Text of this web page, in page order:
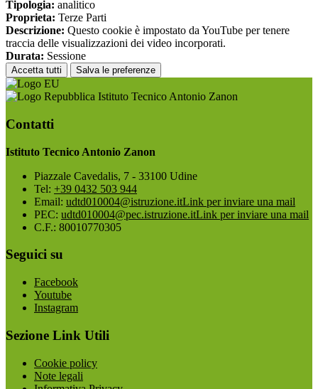
Tipologia: analitico
Proprieta: Terze Parti
Descrizione: Questo cookie è impostato da YouTube per tenere
traccia delle visualizzazioni dei video incorporati.
Durata: Sessione
Accetta tutti Salva le preferenze
Istituto Tecnico Antonio Zanon
Contatti
Istituto Tecnico Antonio Zanon
Piazzale Cavedalis, 7 - 33100 Udine
Tel: +39 0432 503 944
Email: udtd010004@istruzione.itLink per inviare una mail
PEC: udtd010004@pec.istruzione.itLink per inviare una mail
C.F.: 80010770305
Seguici su
Facebook
Youtube
Instagram
Sezione Link Utili
Cookie policy
Note legali